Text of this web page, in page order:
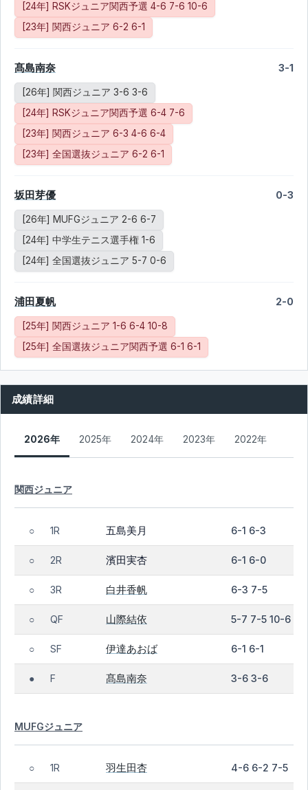
[24年] RSKジュニア関西予選 4-6 7-6 10-6
[23年] 関西ジュニア 6-2 6-1
髙島南奈 3-1
[26年] 関西ジュニア 3-6 3-6
[24年] RSKジュニア関西予選 6-4 7-6
[23年] 関西ジュニア 6-3 4-6 6-4
[23年] 全国選抜ジュニア 6-2 6-1
坂田芽優 0-3
[26年] MUFGジュニア 2-6 6-7
[24年] 中学生テニス選手権 1-6
[24年] 全国選抜ジュニア 5-7 0-6
浦田夏帆 2-0
[25年] 関西ジュニア 1-6 6-4 10-8
[25年] 全国選抜ジュニア関西予選 6-1 6-1
成績詳細
2026年 2025年 2024年 2023年 2022年
関西ジュニア
○ 1R 五島美月 6-1 6-3
○ 2R 濱田実杏 6-1 6-0
○ 3R 白井香帆 6-3 7-5
○ QF 山際結依 5-7 7-5 10-6
○ SF 伊達あおば 6-1 6-1
● F 髙島南奈 3-6 3-6
MUFGジュニア
○ 1R 羽生田杏 4-6 6-2 7-5